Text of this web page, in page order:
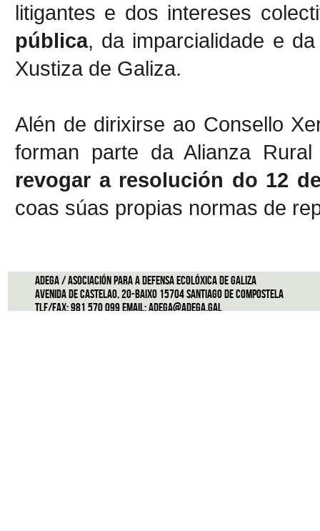
litigantes e dos intereses
pública, da imparcialidade e
Xustiza de Galiza.
Alén de dirixirse ao Consello
forman parte da Alianza Rural
revogar a resolución do 12
coas súas propias normas de
ADEGA / Asociación para a defensa ecolóxica de Galiza
Avenida de Castelao, 20-Baixo 15704 Santiago de Compostela
Tlf/Fax: 981 570 099 Email:adega@adega.gal